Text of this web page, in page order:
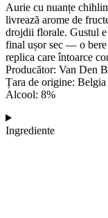
Aurie cu nuanțe
livrează arome de
drojdii florale. Gustul e
final ușor sec — o bere
replica care întoarce
Producător: Van Den
Țara de origine: Belgia
Alcool: 8%
Ingrediente